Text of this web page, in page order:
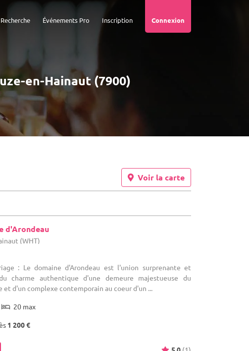
Connexion
Inscription
Événements Pro
en-Hainaut (7900)
Voir la carte
d'Arondeau
(WHT)
: Le domaine d'Arondeau est l'union surprenante et
charme authentique d'une demeure majestueuse du
et d'un complexe contemporain au coeur d'un ...
20 max
1 200 €